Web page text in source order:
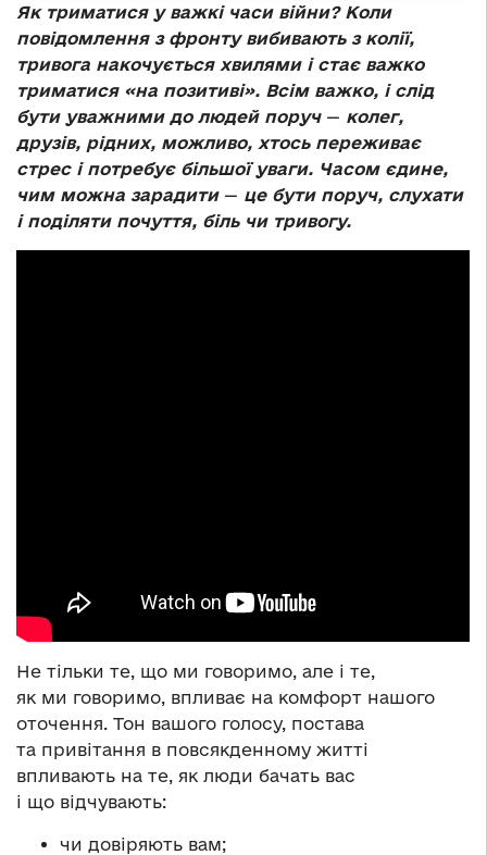
Як триматися у важкі часи війни? Коли
повідомлення з фронту вибивають з колії,
тривога накочується хвилями і стає важко
триматися «на позитиві». Всім важко, і слід
бути уважними до людей поруч — колег,
друзів, рідних, можливо, хтось переживає
стрес і потребує більшої уваги. Часом єдине,
чим можна зарадити — це бути поруч, слухати
і поділяти почуття, біль чи тривогу.
Не тільки те, що ми говоримо, але і те,
як ми говоримо, впливає на комфорт нашого
оточення. Тон вашого голосу, постава
та привітання в повсякденному житті
впливають на те, як люди бачать вас
і що відчувають:
чи довіряють вам;